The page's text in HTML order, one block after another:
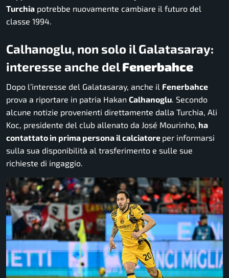
Turchia potrebbe nuovamente cambiare il futuro del
classe 1994.
Calhanoglu, non solo il Galatasaray:
interesse anche delFenerbahce
Dopo l’interesse del Galatasaray, anche il Fenerbahce
prova a riportare in patria Hakan Calhanoglu. Secondo
alcune notizie provenienti direttamente dalla Turchia, Ali
Koc, presidente del club allenato da José Mourinho, ha
contattato in prima persona il calciatore per informarsi
sulla sua disponibilità al trasferimento e sulle sue
richieste di ingaggio.